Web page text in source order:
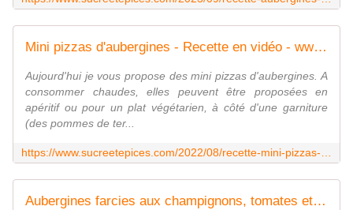
Mini pizzas d'aubergines - Recette en vidéo - www.sucreetepices.com
Aujourd'hui je vous propose des mini pizzas d'aubergines. A
consommer chaudes, elles peuvent être proposées en
apéritif ou pour un plat végétarien, à côté d'une garniture
(des pommes de ter...
Aubergines farcies aux champignons, tomates et mozzarella - www.sucreetepices.com